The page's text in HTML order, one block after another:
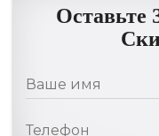
Оставьте